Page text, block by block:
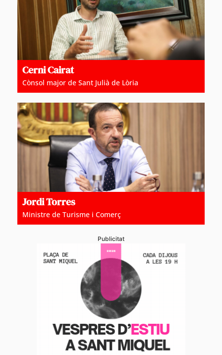
Cerni Cairat
Cònsol major de Sant Julià de Lòria
Jordi Torres
Ministre de Turisme i Comerç
Publicitat